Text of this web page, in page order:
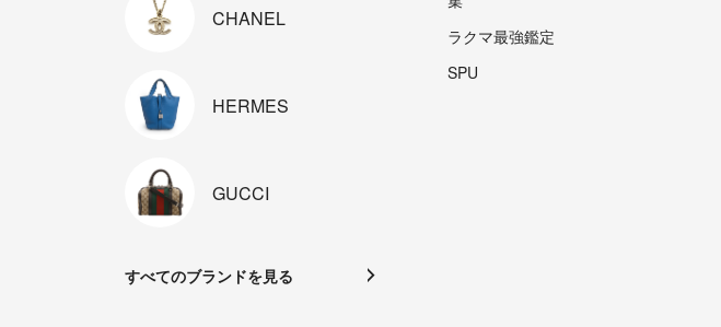
CHANEL
HERMES
GUCCI
すべてのブランドを見る
ラクマ最強鑑定
SPU